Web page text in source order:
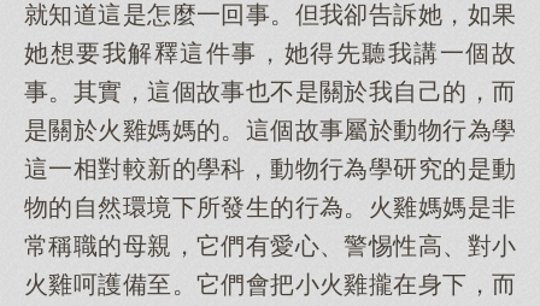
就知道這是怎麼一回事。但我卻告訴她，如果
她想要我解釋這件事，她得先聽我講一個故
事。其實，這個故事也不是關於我自己的，而
是關於火雞媽媽的。這個故事屬於動物行為學
這一相對較新的學科，動物行為學研究的是動
物的自然環境下所發生的行為。火雞媽媽是非
常稱職的母親，它們有愛心、警惕性高、對小
火雞呵護備至。它們會把小火雞攏在身下，而